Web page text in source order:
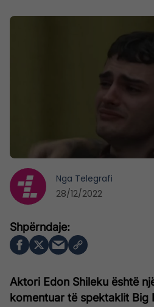
Aktori Edon Shileku është
komentuar të spektaklit Big
Nga Telegrafi
28/12/2022